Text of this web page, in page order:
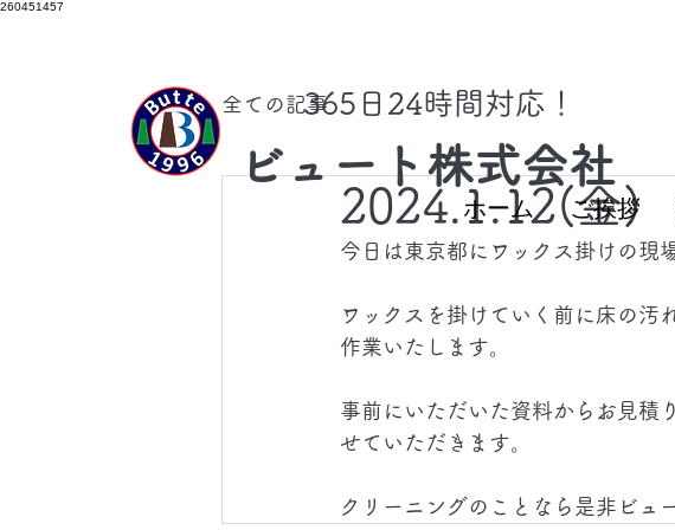
260451457
ビュート株式会社
​365日24時間対応！
ホーム ご挨拶
全ての記事
2024.1.12(金)
今日は東京都にワックス掛けの現
ワックスを掛けていく前に床の汚
作業いたします。
事前にいただいた資料からお見積
せていただきます。
クリーニングのことなら是非ビュ